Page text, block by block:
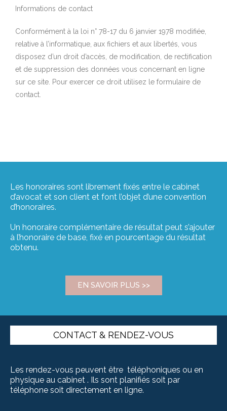
Informations de contact
Conformément à la loi n° 78-17 du 6 janvier 1978 modifiée,
relative à l’informatique, aux fichiers et aux libertés, vous
disposez d’un droit d’accès, de modification, de rectification
et de suppression des données vous concernant en ligne
sur ce site. Pour exercer ce droit utilisez le formulaire de
contact.
Les honoraires sont librement fixés entre le cabinet
d’avocat et son client et font l’objet d’une convention
d’honoraires.
Un honoraire complémentaire de résultat peut s’ajouter
à l’honoraire de base, fixé en pourcentage du résultat
obtenu.
EN SAVOIR PLUS >>
CONTACT & RENDEZ-VOUS
Les rendez-vous peuvent être téléphoniques ou en
physique au cabinet . Ils sont planifiés soit par
téléphone soit directement en ligne.